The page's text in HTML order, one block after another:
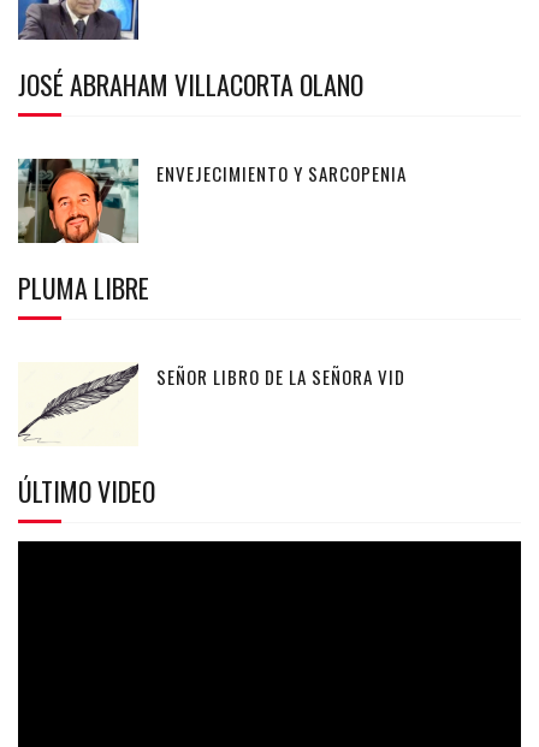
JOSÉ ABRAHAM VILLACORTA OLANO
ENVEJECIMIENTO Y SARCOPENIA
PLUMA LIBRE
SEÑOR LIBRO DE LA SEÑORA VID
ÚLTIMO VIDEO